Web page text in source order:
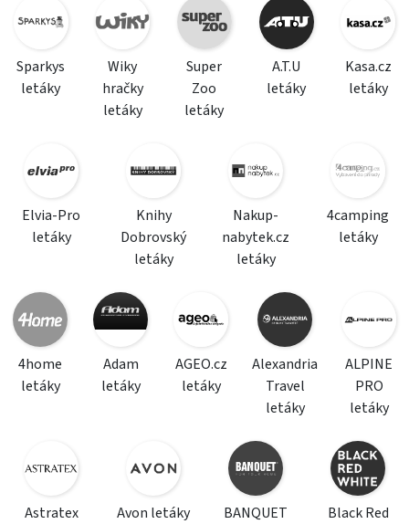
Sparkys
letáky
Wiky
hračky
letáky
Super
Zoo
letáky
A.T.U
letáky
Kasa.cz
letáky
Elvia-Pro
letáky
Knihy
Dobrovský
letáky
Nakup-
nabytek.cz
letáky
4camping
letáky
4home
letáky
Adam
letáky
AGEO.cz
letáky
Alexandria
Travel
letáky
ALPINE
PRO
letáky
Astratex
Avon letáky
BANQUET
Black Red